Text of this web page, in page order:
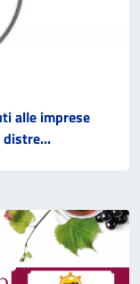
alle imprese